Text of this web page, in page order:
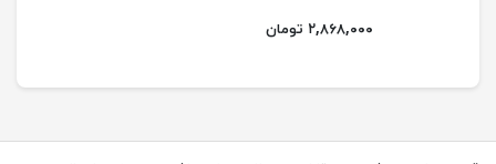
۲,۸۶۸,۰۰۰ تومان